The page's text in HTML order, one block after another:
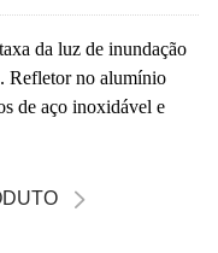
da luz de inundação
Refletor no alumínio
de aço inoxidável e